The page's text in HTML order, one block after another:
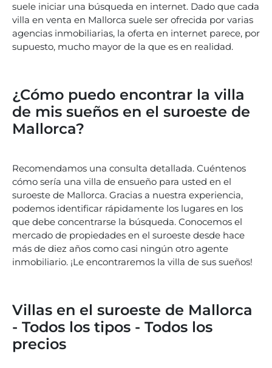
suele iniciar una búsqueda en internet. Dado que cada
villa en venta en Mallorca suele ser ofrecida por varias
agencias inmobiliarias, la oferta en internet parece, por
supuesto, mucho mayor de la que es en realidad.
¿Cómo puedo encontrar la villa
de mis sueños en el suroeste de
Mallorca?
Recomendamos una consulta detallada. Cuéntenos
cómo sería una villa de ensueño para usted en el
suroeste de Mallorca. Gracias a nuestra experiencia,
podemos identificar rápidamente los lugares en los
que debe concentrarse la búsqueda. Conocemos el
mercado de propiedades en el suroeste desde hace
más de diez años como casi ningún otro agente
inmobiliario. ¡Le encontraremos la villa de sus sueños!
Villas en el suroeste de Mallorca
- Todos los tipos - Todos los
precios